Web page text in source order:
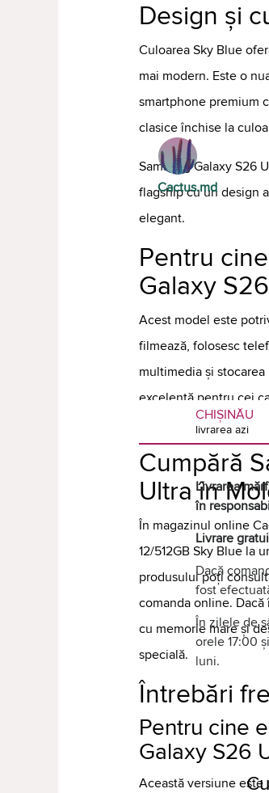
Design și
Culoarea Sky Blue
mai modern. Este o
smartphone premium
clasice închise la
Samsung Galaxy S26
flagship cu un design
elegant.
Pentru
Galaxy
Acest model este
filmează, folosesc
multimedia și
excelentă pentru cei
extinsă și capabilități
Cumpără
Ultra în
În magazinul online
12/512GB Sky Blue la
produsului poți
comanda online.
cu memorie mare și
specială.
Întrebări
Pentru cine
Galaxy S26
Această versiune
Cactus.md
CHIȘINĂU
livrarea azi
Livrarea
în
Livrare
Dacă
fost
În zilele de
orele 17:00
luni.